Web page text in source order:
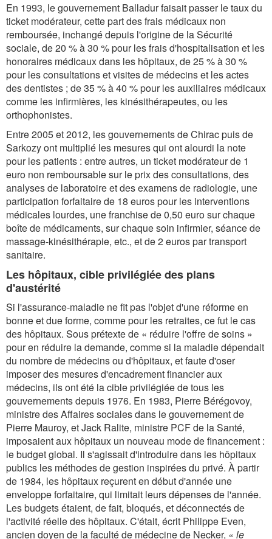
En 1993, le gouvernement Balladur faisait passer le taux du
ticket modérateur, cette part des frais médicaux non
remboursée, inchangé depuis l'origine de la Sécurité
sociale, de 20 % à 30 % pour les frais d'hospitalisation et les
honoraires médicaux dans les hôpitaux, de 25 % à 30 %
pour les consultations et visites de médecins et les actes
des dentistes ; de 35 % à 40 % pour les auxiliaires médicaux
comme les infirmières, les kinésithérapeutes, ou les
orthophonistes.
Entre 2005 et 2012, les gouvernements de Chirac puis de
Sarkozy ont multiplié les mesures qui ont alourdi la note
pour les patients : entre autres, un ticket modérateur de 1
euro non remboursable sur le prix des consultations, des
analyses de laboratoire et des examens de radiologie, une
participation forfaitaire de 18 euros pour les interventions
médicales lourdes, une franchise de 0,50 euro sur chaque
boîte de médicaments, sur chaque soin infirmier, séance de
massage-kinésithérapie, etc., et de 2 euros par transport
sanitaire.
Les hôpitaux, cible privilégiée des plans
d'austérité
Si l'assurance-maladie ne fit pas l'objet d'une réforme en
bonne et due forme, comme pour les retraites, ce fut le cas
des hôpitaux. Sous prétexte de « réduire l'offre de soins »
pour en réduire la demande, comme si la maladie dépendait
du nombre de médecins ou d'hôpitaux, et faute d'oser
imposer des mesures d'encadrement financier aux
médecins, ils ont été la cible privilégiée de tous les
gouvernements depuis 1976. En 1983, Pierre Bérégovoy,
ministre des Affaires sociales dans le gouvernement de
Pierre Mauroy, et Jack Ralite, ministre PCF de la Santé,
imposaient aux hôpitaux un nouveau mode de financement :
le budget global. Il s'agissait d'introduire dans les hôpitaux
publics les méthodes de gestion inspirées du privé. À partir
de 1984, les hôpitaux reçurent en début d'année une
enveloppe forfaitaire, qui limitait leurs dépenses de l'année.
Les budgets étaient, de fait, bloqués, et déconnectés de
l'activité réelle des hôpitaux. C'était, écrit Philippe Even,
ancien doyen de la faculté de médecine de Necker, « le